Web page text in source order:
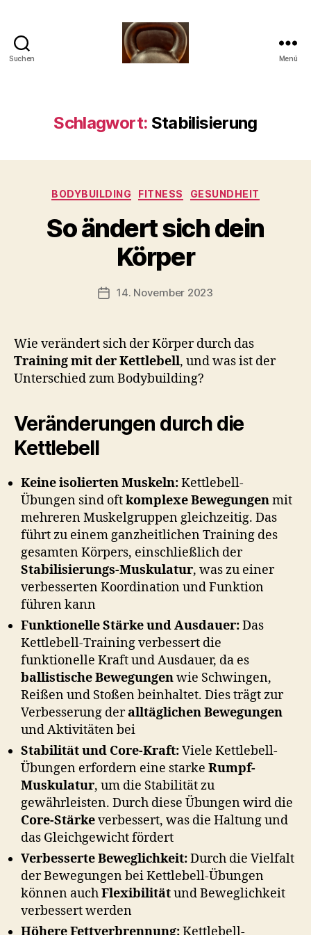
Suchen
der
Kettlebell
Menü
Schlagwort: Stabilisierung
Kategorien
BODYBUILDING FITNESS GESUNDHEIT
So ändert sich dein
Körper
Beitragsautor
o
n
b
-
c
o
n
Beitragsdatum
14. November 2023
Wie verändert sich der Körper durch das
Training mit der Kettlebell, und was ist der
Unterschied zum Bodybuilding?
Veränderungen durch die
Kettlebell
Keine isolierten Muskeln:Kettlebell-
Übungen sind oftkomplexe Bewegungenmit
mehreren Muskelgruppen gleichzeitig. Das
führt zu einem ganzheitlichen Training des
gesamten Körpers, einschließlich der
Stabilisierungs-Muskulatur, was zu einer
verbesserten Koordination und Funktion
führen kann
Funktionelle Stärke und Ausdauer:Das
Kettlebell-Training verbessert die
funktionelle Kraft und Ausdauer, da es
ballistische Bewegungenwie Schwingen,
Reißen und Stoßen beinhaltet. Dies trägt zur
Verbesserung deralltäglichen Bewegungen
und Aktivitäten bei
Stabilität und Core-Kraft:Viele Kettlebell-
Übungen erfordern eine starke Rumpf-
Muskulatur, um die Stabilität zu
gewährleisten. Durch diese Übungen wird die
Core-Stärkeverbessert, was die Haltung und
das Gleichgewicht fördert
Verbesserte Beweglichkeit:Durch die Vielfalt
der Bewegungen bei Kettlebell-Übungen
können auchFlexibilitätund Beweglichkeit
verbessert werden